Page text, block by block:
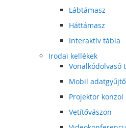
Lábtámasz
Háttámasz
Interaktív tábla
Irodai kellékek
Vonalkódolvasó
Mobil
Projektor konzol
Vetítővászon